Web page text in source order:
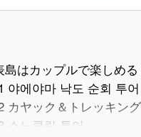
島はカップルで楽しめる
야에야마 낙도 순회 투어
カヤック＆トレッキン
스노클링 투어